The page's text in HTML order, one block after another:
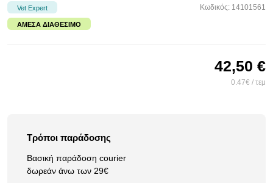
Vet Expert Κωδικός: 14101561
ΆΜΕΣΑ ΔΙΑΘΈΣΙΜΟ
42,50 €
0.47€ / τεμ
Τρόποι παράδοσης
Βασική παράδοση courier
δωρεάν άνω των 29€